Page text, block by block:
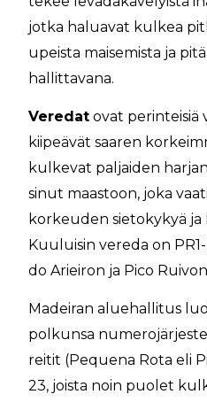
jotka haluavat kulkea
upeista maisemista ja
hallittavana.
Veredat ovat perinteisiä
kiipeävät saaren
kulkevat paljaiden
sinut maastoon, joka
korkeuden sietokykyä ja
Kuuluisin vereda on
do Arieiron ja Pico
Madeiran aluehallitus
polkunsa
reitit (Pequena Rota eli
23, joista noin puolet